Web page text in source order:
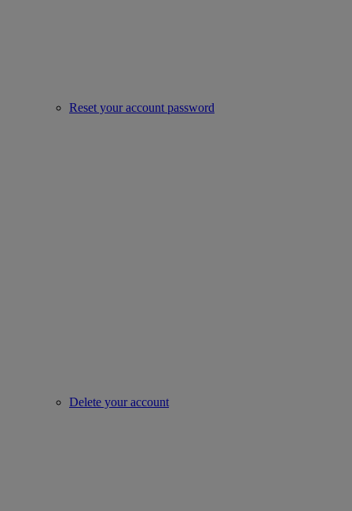
Reset your account password
Delete your account